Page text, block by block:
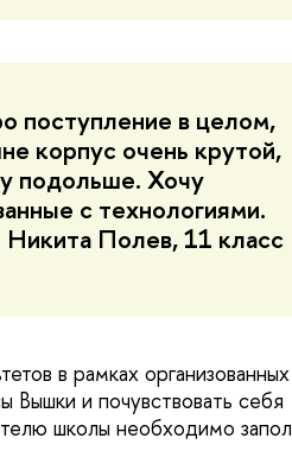
поступление в целом,
корпус очень крутой,
подольше. Хочу
с технологиями.
Никита Полев, 11 класс
в рамках организованных
Вышки и почувствовать себя
школы необходимо